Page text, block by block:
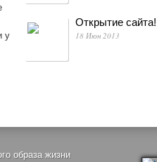
у
Открытие сайта!
18 Июн 2013
образа жизни